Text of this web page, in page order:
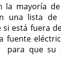
la mayoría
una lista de
está fuera
fuente
que su